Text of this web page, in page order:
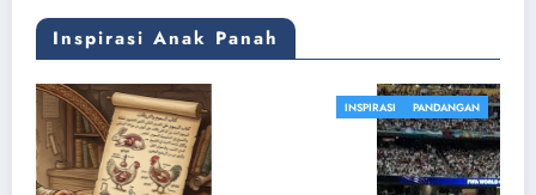
Hidup
Inspirasi Anak Panah
INSPIRASI PANDANGAN